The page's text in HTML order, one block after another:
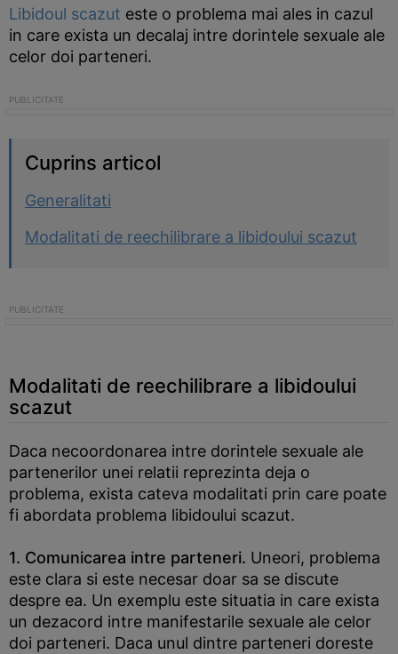
Libidoul scazut este o problema mai ales in cazul
in care exista un decalaj intre dorintele sexuale ale
celor doi parteneri.
Cuprins articol
Generalitati
Modalitati de reechilibrare a libidoului scazut
Modalitati de reechilibrare a libidoului
scazut
Daca necoordonarea intre dorintele sexuale ale
partenerilor unei relatii reprezinta deja o
problema, exista cateva modalitati prin care poate
fi abordata problema libidoului scazut.
1. Comunicarea intre parteneri. Uneori, problema
este clara si este necesar doar sa se discute
despre ea. Un exemplu este situatia in care exista
un dezacord intre manifestarile sexuale ale celor
doi parteneri. Daca unul dintre parteneri doreste